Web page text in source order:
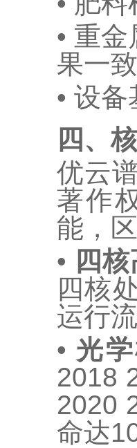
• 重金
果一
• 设备
四、
优云
著作
能，
• 四
四核
运行
• 光
2018
2020
命达